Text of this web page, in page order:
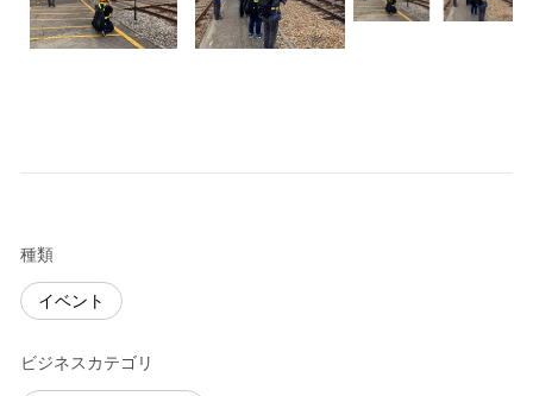
種類
イベント
ビジネスカテゴリ